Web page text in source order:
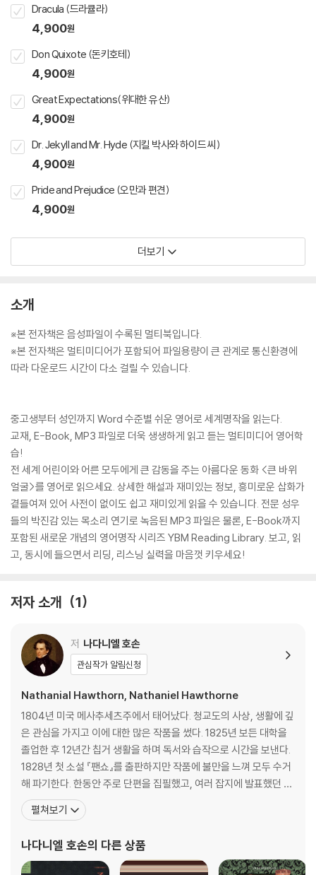
Dracula (드라큘라)
4,900원
Don Quixote (돈키호테)
4,900원
Great Expectations(위대한 유산)
4,900원
Dr. Jekyll and Mr. Hyde (지킬 박사와 하이드 씨)
4,900원
Pride and Prejudice (오만과 편견)
4,900원
더보기
소개
※본 전자책은 음성파일이 수록된 멀티북입니다.
※본 전자책은 멀티미디어가 포함되어 파일용량이 큰 관계로 통신환경에
따라 다운로드 시간이 다소 걸릴 수 있습니다.
중고생부터 성인까지 Word 수준별 쉬운 영어로 세계명작을 읽는다.
교재, E-Book, MP3 파일로 더욱 생생하게 읽고 듣는 멀티미디어 영어학
습!
전 세계 어린이와 어른 모두에게 큰 감동을 주는 아름다운 동화 <큰 바위
얼굴>를 영어로 읽으세요. 상세한 해설과 재미있는 정보, 흥미로운 삽화가
곁들여져 있어 사전이 없이도 쉽고 재미있게 읽을 수 있습니다. 전문 성우
들의 박진감 있는 목소리 연기로 녹음된 MP3 파일은 물론, E-Book까지
포함된 새로운 개념의 영어명작 시리즈 YBM Reading Library. 보고, 읽
고, 동시에 들으면서 리딩, 리스닝 실력을 마음껏 키우세요!
저자 소개 1
저 나다니엘 호손
관심작가 알림신청
Nathanial Hawthorn, Nathaniel Hawthorne
1804년 미국 메사추세츠주에서 태어났다. 청교도의 사상, 생활에 깊
은 관심을 가지고 이에 대한 많은 작품을 썼다. 1825년 보든 대학을
졸업한 후 12년간 칩거 생활을 하며 독서와 습작으로 시간을 보낸다.
1828년 첫 소설 『팬쇼』를 출판하지만 작품에 불만을 느껴 모두 수거
해 파기한다. 한동안 주로 단편을 집필했고, 여러 잡지에 발표했던 작
품 중 18편을 추려 『트와이스 톨드 테일스』라는 단편집을 출간해 호
평을 받으며 이름을 알리게 된다. 독실한 청교도 집안에서 태어났지
e에서 Hawthorne으로
펼쳐보기
나다니엘 호손의 다른 상품